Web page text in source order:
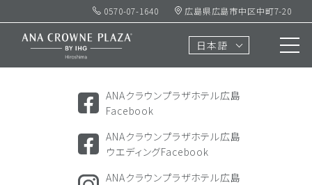
0570-07-1640 広島県広島市中区中町7-20
日本語
ソーシャル アカウント
SOCIAL ACCOUNTS
ANAクラウンプラザホテル広島
Facebook
ANAクラウンプラザホテル広島
ウエディングFacebook
ANAクラウンプラザホテル広島